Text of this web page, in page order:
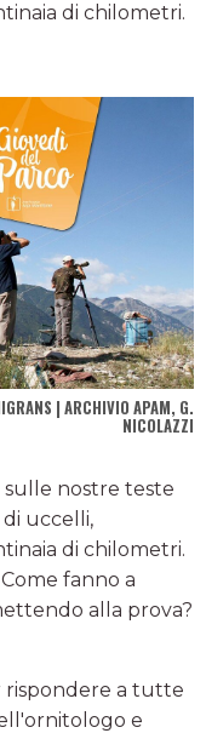
di chilometri.
| ARCHIVIO APAM, G.
NICOLAZZI
nostre teste
uccelli,
di chilometri.
fanno a
alla prova?
rispondere a tutte
e